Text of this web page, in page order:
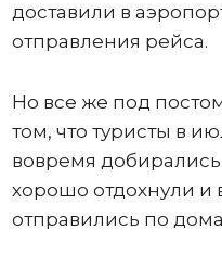
доставили в
отправления рейса.
Но все же под
том, что туристы в
вовремя
хорошо отдохнули и
отправились по